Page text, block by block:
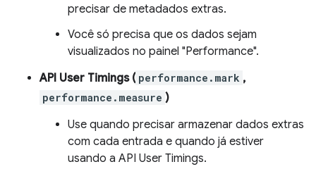
precisar de metadados extras.
Você só precisa que os dados sejam
visualizados no painel "Performance".
API User Timings ( performance.mark ,
performance.measure )
Use quando precisar armazenar dados extras
com cada entrada e quando já estiver
usando a API User Timings.